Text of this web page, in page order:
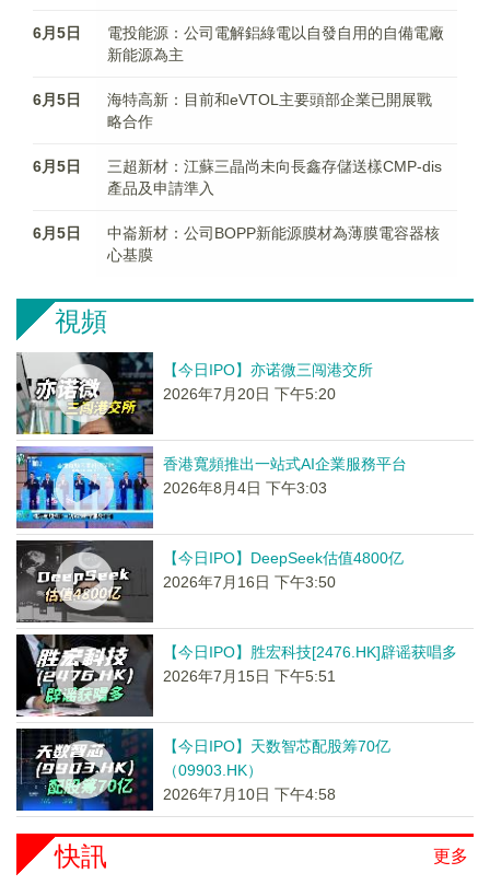
6月5日
電投能源：公司電解鋁綠電以自發自用的自備電廠
新能源為主
6月5日
海特高新：目前和eVTOL主要頭部企業已開展戰
略合作
6月5日
三超新材：江蘇三晶尚未向長鑫存儲送樣CMP-dis
產品及申請準入
6月5日
中崙新材：公司BOPP新能源膜材為薄膜電容器核
心基膜
視頻
【今日IPO】亦诺微三闯港交所
2026年7月20日 下午5:20
香港寬頻推出一站式AI企業服務平台
2026年8月4日 下午3:03
【今日IPO】DeepSeek估值4800亿
2026年7月16日 下午3:50
【今日IPO】胜宏科技[2476.HK]辟谣获唱多
2026年7月15日 下午5:51
【今日IPO】天数智芯配股筹70亿
（09903.HK）
2026年7月10日 下午4:58
更多
快訊